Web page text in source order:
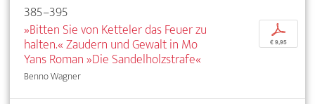
385–395
»Bitten Sie von Ketteler das Feuer zu
halten.« Zaudern und Gewalt in Mo
Yans Roman »Die Sandelholzstrafe«
Benno Wagner
p
€ 9,95